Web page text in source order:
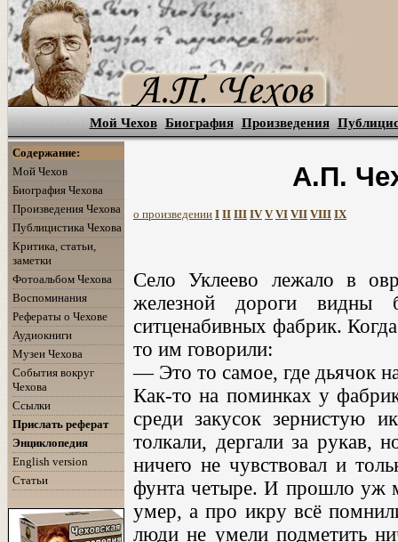
Мой Чехов Биография Произведения
Содержание:
Мой Чехов
Биография Чехова
Произведения Чехова
Публицистика Чехова
Критика, статьи,
заметки
Фотоальбом Чехова
Воспоминания
Рефераты о Чехове
Аудиокниги
Музеи Чехова
События вокруг
Чехова
Ссылки
Прислать реферат
Энциклопедия
English version
Статьи
А.П.
о произведении I II III IV V VI VII VIII IX
Село Уклеево лежало в
железной дороги видны
ситценабивных фабрик.
то им говорили:
— Это то самое, где дьячок
Как-то на поминках у
среди закусок зернистую
толкали, дергали за рукав,
ничего не чувствовал и
фунта четыре. И прошло уж
умер, а про икру всё
люди не умели подметить